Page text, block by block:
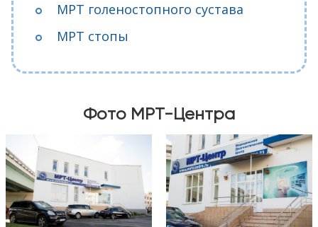
МРТ голеностопного сустава
МРТ стопы
Фото МРТ-Центра